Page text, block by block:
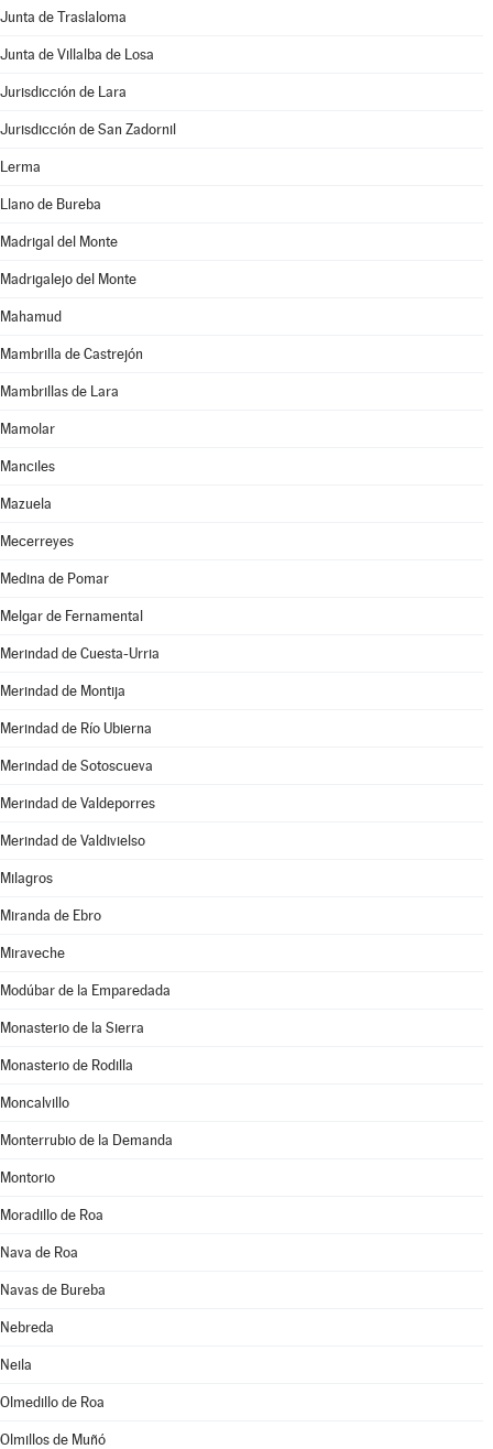
Junta de Traslaloma
Junta de Villalba de Losa
Jurisdicción de Lara
Jurisdicción de San Zadornil
Lerma
Llano de Bureba
Madrigal del Monte
Madrigalejo del Monte
Mahamud
Mambrilla de Castrejón
Mambrillas de Lara
Mamolar
Manciles
Mazuela
Mecerreyes
Medina de Pomar
Melgar de Fernamental
Merindad de Cuesta-Urria
Merindad de Montija
Merindad de Río Ubierna
Merindad de Sotoscueva
Merindad de Valdeporres
Merindad de Valdivielso
Milagros
Miranda de Ebro
Miraveche
Modúbar de la Emparedada
Monasterio de la Sierra
Monasterio de Rodilla
Moncalvillo
Monterrubio de la Demanda
Montorio
Moradillo de Roa
Nava de Roa
Navas de Bureba
Nebreda
Neila
Olmedillo de Roa
Olmillos de Muñó